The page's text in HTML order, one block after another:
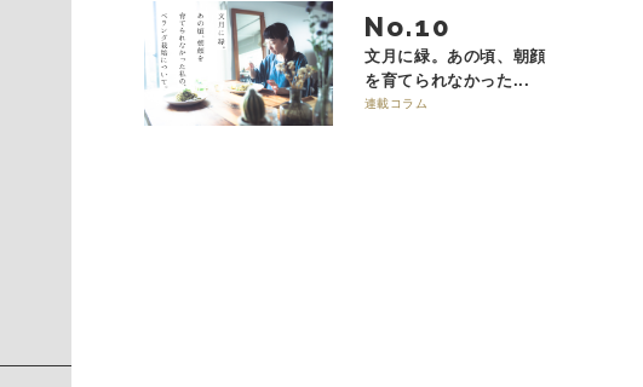
No.
文月に緑。あの頃、朝顔
を育てられなかった...
連載コラム